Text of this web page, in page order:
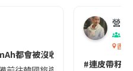
都會被沒收😱出發前切記檢查
營養
香港
#連皮帶籽